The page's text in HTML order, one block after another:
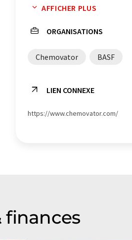
protection anti-incendie
stabilisateurs
Emballages durable
AFFICHER PLUS
ORGANISATIONS
Chemovator BASF
LIEN CONNEXE
https://www.chemovator.com/